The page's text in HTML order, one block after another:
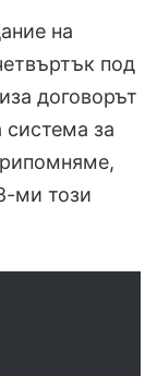
на
под
договорът
система за
ми този